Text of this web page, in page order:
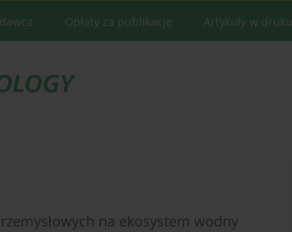
Opłaty za publikację Artykuły w druku
na ekosystem wodny